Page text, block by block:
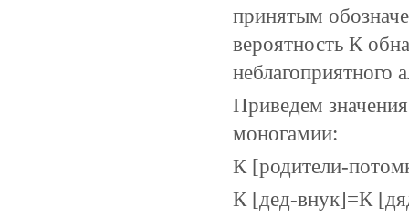
принятым
вероятность К
неблагоприятного
Приведем
моногамии:
К [родители-
К [дед-внук]=К